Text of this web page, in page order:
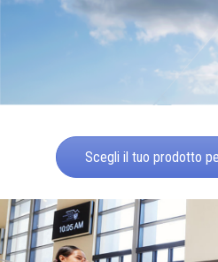
Scegli il tuo prodotto